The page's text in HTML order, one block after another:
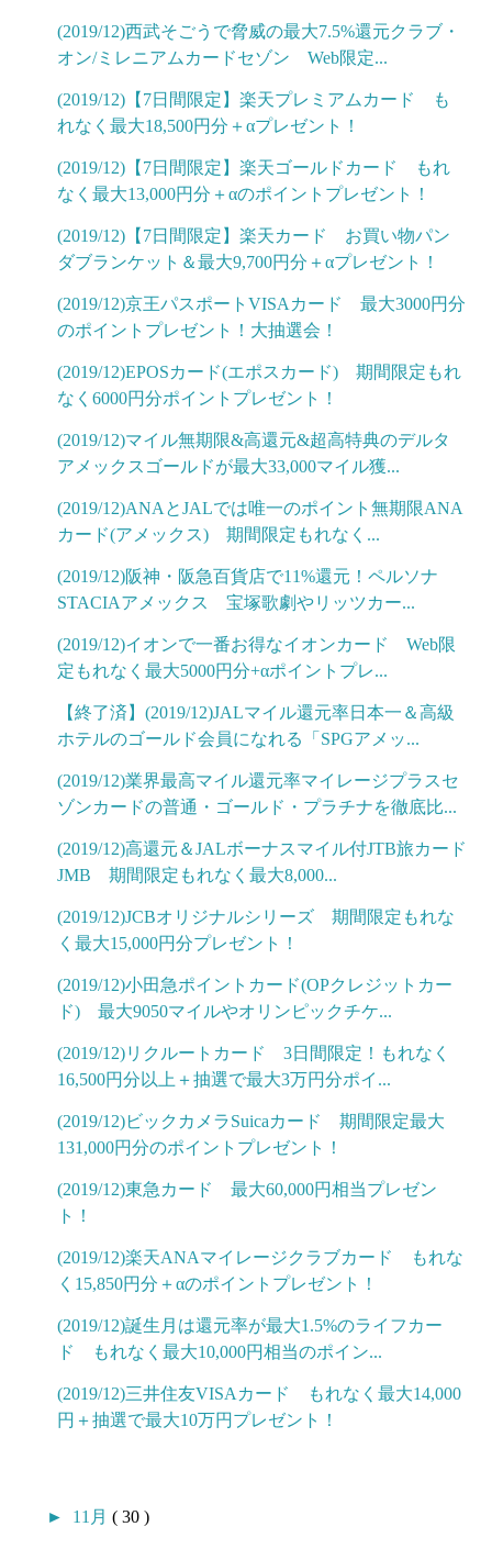
(2019/12)西武そごうで脅威の最大7.5%還元クラブ・
オン/ミレニアムカードセゾン Web限定...
(2019/12)【7日間限定】楽天プレミアムカード も
れなく最大18,500円分＋αプレゼント！
(2019/12)【7日間限定】楽天ゴールドカード もれ
なく最大13,000円分＋αのポイントプレゼント！
(2019/12)【7日間限定】楽天カード お買い物パン
ダブランケット＆最大9,700円分＋αプレゼント！
(2019/12)京王パスポートVISAカード 最大3000円分
のポイントプレゼント！大抽選会！
(2019/12)EPOSカード(エポスカード) 期間限定もれ
なく6000円分ポイントプレゼント！
(2019/12)マイル無期限&高還元&超高特典のデルタ
アメックスゴールドが最大33,000マイル獲...
(2019/12)ANAとJALでは唯一のポイント無期限ANA
カード(アメックス) 期間限定もれなく...
(2019/12)阪神・阪急百貨店で11%還元！ペルソナ
STACIAアメックス 宝塚歌劇やリッツカー...
(2019/12)イオンで一番お得なイオンカード Web限
定もれなく最大5000円分+αポイントプレ...
【終了済】(2019/12)JALマイル還元率日本一＆高級
ホテルのゴールド会員になれる「SPGアメッ...
(2019/12)業界最高マイル還元率マイレージプラスセ
ゾンカードの普通・ゴールド・プラチナを徹底比...
(2019/12)高還元＆JALボーナスマイル付JTB旅カード
JMB 期間限定もれなく最大8,000...
(2019/12)JCBオリジナルシリーズ 期間限定もれな
く最大15,000円分プレゼント！
(2019/12)小田急ポイントカード(OPクレジットカー
ド) 最大9050マイルやオリンピックチケ...
(2019/12)リクルートカード 3日間限定！もれなく
16,500円分以上＋抽選で最大3万円分ポイ...
(2019/12)ビックカメラSuicaカード 期間限定最大
131,000円分のポイントプレゼント！
(2019/12)東急カード 最大60,000円相当プレゼン
ト！
(2019/12)楽天ANAマイレージクラブカード もれな
く15,850円分＋αのポイントプレゼント！
(2019/12)誕生月は還元率が最大1.5%のライフカー
ド もれなく最大10,000円相当のポイン...
(2019/12)三井住友VISAカード もれなく最大14,000
円＋抽選で最大10万円プレゼント！
► 11月( 30 )